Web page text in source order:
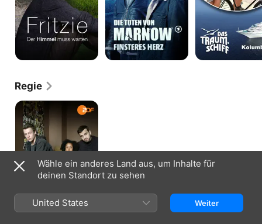
Regie
Familie
Braun
Wähle ein anderes Land aus, um Inhalte für
deinen Standort zu sehen
United States Weiter